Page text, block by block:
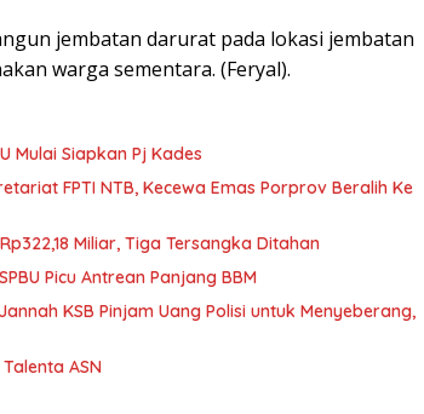
jembatan darurat pada lokasi jembatan
warga sementara. (Feryal).
Mulai Siapkan Pj Kades
FPTI NTB, Kecewa Emas Porprov Beralih Ke
Miliar, Tiga Tersangka Ditahan
Picu Antrean Panjang BBM
KSB Pinjam Uang Polisi untuk Menyeberang,
ASN